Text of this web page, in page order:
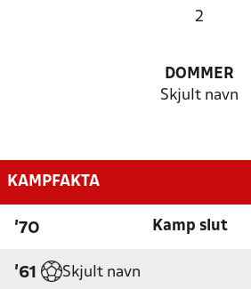
2
DOMMER
Skjult navn
KAMPFAKTA
'70 Kamp slut
'61 Skjult navn